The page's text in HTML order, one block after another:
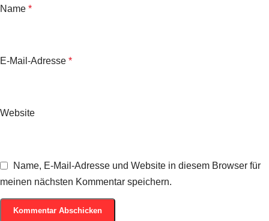
Name *
E-Mail-Adresse *
Website
Name, E-Mail-Adresse und Website in diesem Browser für
meinen nächsten Kommentar speichern.